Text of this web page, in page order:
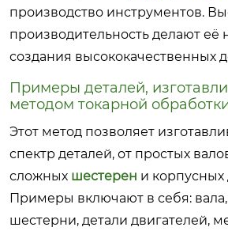
производство инструментов.
производительность делают её
создания высококачественных
Примеры деталей,
методом токарной
Этот метод позволяет
спектр деталей, от простых
сложных шестерен и корпусных
Примеры включают в себя:
шестерни, детали двигателей,